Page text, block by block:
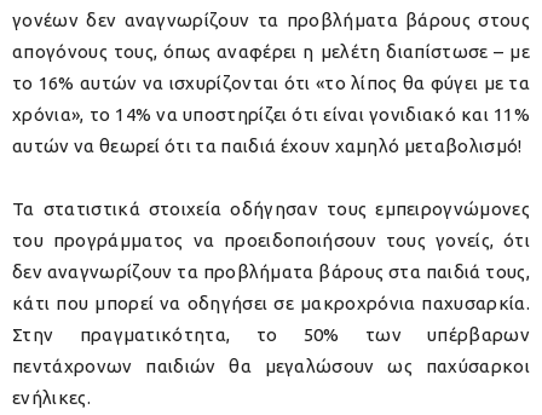
γονέων δεν αναγνωρίζουν τα προβλήματα βάρους στους
απογόνους τους, όπως αναφέρει η μελέτη διαπίστωσε – με
το 16% αυτών να ισχυρίζονται ότι «το λίπος θα φύγει με τα
χρόνια», το 14% να υποστηρίζει ότι είναι γονιδιακό και 11%
αυτών να θεωρεί ότι τα παιδιά έχουν χαμηλό μεταβολισμό!
Τα στατιστικά στοιχεία οδήγησαν τους εμπειρογνώμονες
του προγράμματος να προειδοποιήσουν τους γονείς, ότι
δεν αναγνωρίζουν τα προβλήματα βάρους στα παιδιά τους,
κάτι που μπορεί να οδηγήσει σε μακροχρόνια παχυσαρκία.
Στην πραγματικότητα, το 50% των υπέρβαρων
πεντάχρονων παιδιών θα μεγαλώσουν ως παχύσαρκοι
ενήλικες.